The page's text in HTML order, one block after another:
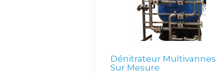
Dénitrateur Multivannes
Sur Mesure